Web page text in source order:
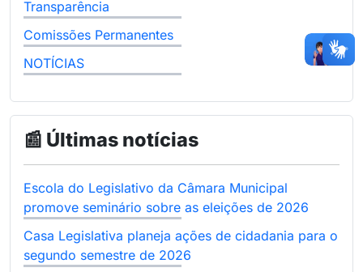
Transparência
Comissões Permanentes
NOTÍCIAS
📰 Últimas notícias
Escola do Legislativo da Câmara Municipal
promove seminário sobre as eleições de 2026
Casa Legislativa planeja ações de cidadania para o
segundo semestre de 2026